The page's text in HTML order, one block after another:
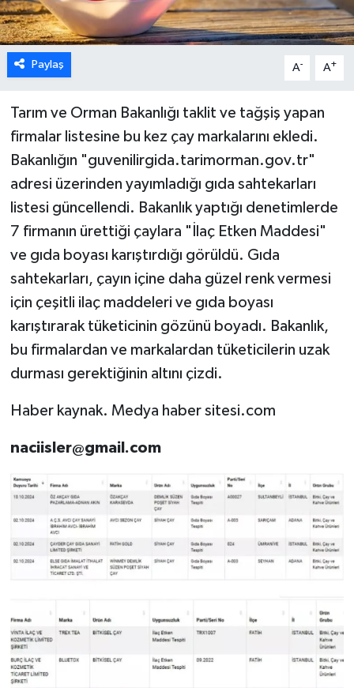
Paylaş A- A+
Tarım ve Orman Bakanlığı taklit ve tağşiş yapan
firmalar listesine bu kez çay markalarını ekledi.
Bakanlığın "guvenilirgida.tarimorman.gov.tr"
adresi üzerinden yayımladığı gıda sahtekarları
listesi güncellendi. Bakanlık yaptığı denetimlerde
7 firmanın ürettiği çaylara "İlaç Etken Maddesi"
ve gıda boyası karıştırdığı görüldü. Gıda
sahtekarları, çayın içine daha güzel renk vermesi
için çeşitli ilaç maddeleri ve gıda boyası
karıştırarak tüketicinin gözünü boyadı. Bakanlık,
bu firmalardan ve markalardan tüketicilerin uzak
durması gerektiğinin altını çizdi.
Haber kaynak. Medya haber sitesi.com
naciisler@gmail.com